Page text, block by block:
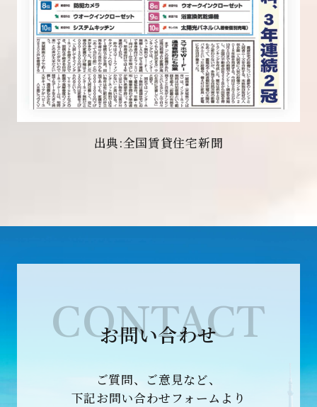
出典:全国賃貸住宅新聞
CONTACT
お問い合わせ
ご質問、ご意見など、
下記お問い合わせフォームより